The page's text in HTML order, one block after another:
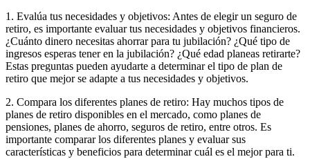
1. Evalúa tus necesidades y objetivos: Antes de elegir un seguro de
retiro, es importante evaluar tus necesidades y objetivos financieros.
¿Cuánto dinero necesitas ahorrar para tu jubilación? ¿Qué tipo de
ingresos esperas tener en la jubilación? ¿Qué edad planeas retirarte?
Estas preguntas pueden ayudarte a determinar el tipo de plan de
retiro que mejor se adapte a tus necesidades y objetivos.
2. Compara los diferentes planes de retiro: Hay muchos tipos de
planes de retiro disponibles en el mercado, como planes de
pensiones, planes de ahorro, seguros de retiro, entre otros. Es
importante comparar los diferentes planes y evaluar sus
características y beneficios para determinar cuál es el mejor para ti.